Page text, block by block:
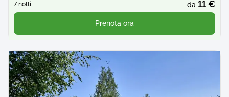
7 notti da 11 €
Prenota ora